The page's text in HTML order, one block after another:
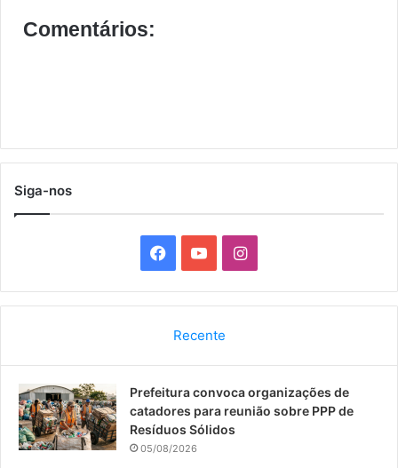
Comentários:
Siga-nos
a
b
o
o
u
b
I
n
a
Recente
Prefeitura convoca organizações de
catadores para reunião sobre PPP de
Resíduos Sólidos
05/08/2026